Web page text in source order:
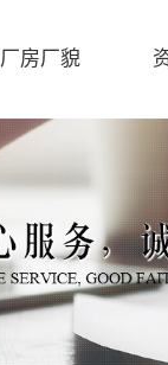
厂房厂貌